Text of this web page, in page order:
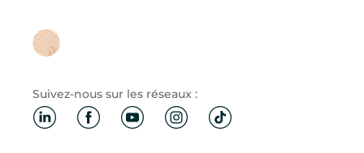
Suivez-nous sur les réseaux :